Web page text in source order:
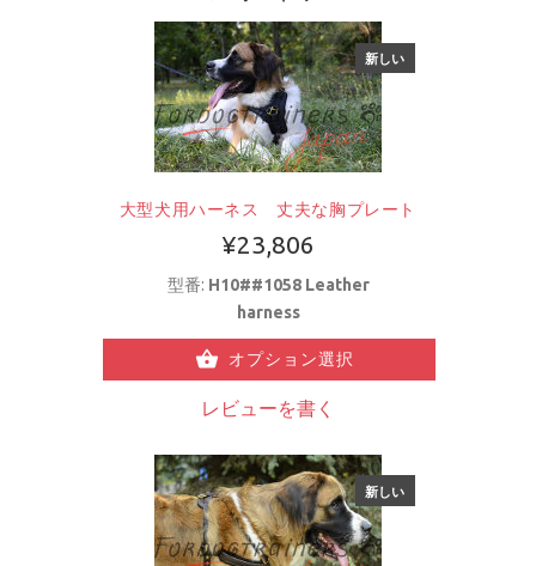
新しい
大型犬用ハーネス 丈夫な胸プレート
¥23,806
型番: H10##1058 Leather
harness
オプション選択
レビューを書く
新しい